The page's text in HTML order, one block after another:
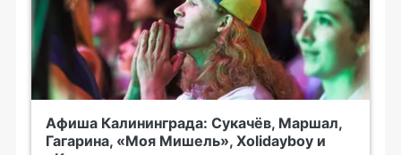
Афиша Калининграда: Сукачёв, Маршал,
Гагарина, «Моя Мишель», Xolidayboy и